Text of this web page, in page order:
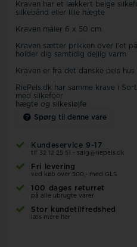
Kraven har et lækkert beige
silkebånd eller lille hægte
Kraven måler 6 x 50 cm
Kraven sætter prikken over i'et
holder dig samtidig dejlig varm
Kraven er fra det danske pels hus
RiePels.dk har samme krave i
med silkefoer
hægte og silkesløjfe
Spørg til denne vare
Kundeservice 9-17
tlf 32 12 25 51 - salg@riepels.dk
Fri levering
ved køb over 500,- med GLS
100 dages returret
på alle ubrugte varer
Stor kundetilfredshed
læs mere her